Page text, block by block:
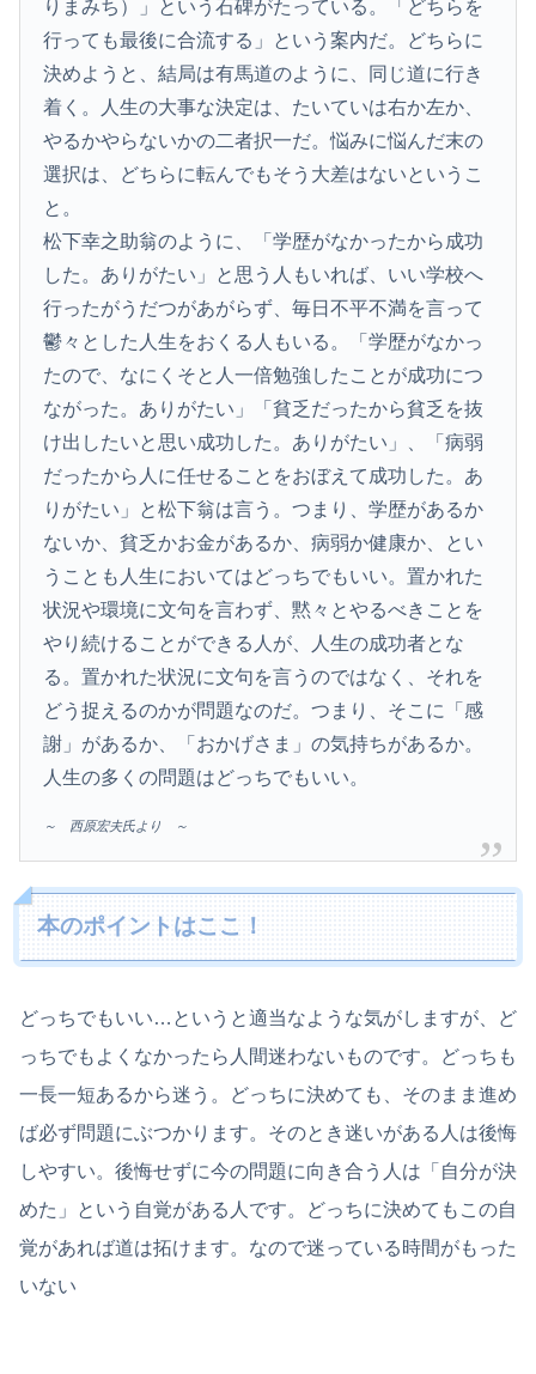
りまみち）」という石碑がたっている。「どちらを
行っても最後に合流する」という案内だ。どちらに
決めようと、結局は有馬道のように、同じ道に行き
着く。人生の大事な決定は、たいていは右か左か、
やるかやらないかの二者択一だ。悩みに悩んだ末の
選択は、どちらに転んでもそう大差はないというこ
と。
松下幸之助翁のように、「学歴がなかったから成功
した。ありがたい」と思う人もいれば、いい学校へ
行ったがうだつがあがらず、毎日不平不満を言って
鬱々とした人生をおくる人もいる。「学歴がなかっ
たので、なにくそと人一倍勉強したことが成功につ
ながった。ありがたい」「貧乏だったから貧乏を抜
け出したいと思い成功した。ありがたい」、「病弱
だったから人に任せることをおぼえて成功した。あ
りがたい」と松下翁は言う。つまり、学歴があるか
ないか、貧乏かお金があるか、病弱か健康か、とい
うことも人生においてはどっちでもいい。置かれた
状況や環境に文句を言わず、黙々とやるべきことを
やり続けることができる人が、人生の成功者とな
る。置かれた状況に文句を言うのではなく、それを
どう捉えるのかが問題なのだ。つまり、そこに「感
謝」があるか、「おかげさま」の気持ちがあるか。
人生の多くの問題はどっちでもいい。
～ 西原宏夫氏より ～
本のポイントはここ！
どっちでもいい…というと適当なような気がしますが、ど
っちでもよくなかったら人間迷わないものです。どっちも
一長一短あるから迷う。どっちに決めても、そのまま進め
ば必ず問題にぶつかります。そのとき迷いがある人は後悔
しやすい。後悔せずに今の問題に向き合う人は「自分が決
めた」という自覚がある人です。どっちに決めてもこの自
覚があれば道は拓けます。なので迷っている時間がもった
いない